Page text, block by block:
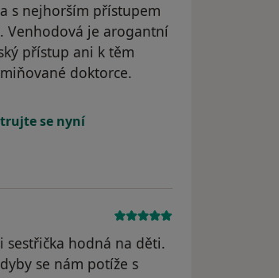
s nejhorším přístupem
Venhodová je arogantní
přístup ani k těm
doktorce.
se nyní
hodná na děti.
se nám potíže s